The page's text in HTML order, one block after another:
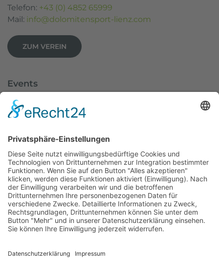
Telefon: +43 (0) 4852 65999
Mail: info@dolomitensport-lienz.com
ZUM VEREIN
Events
Dolomitenlauf
SuperGiro Dolomiti
Austria Skitourenfestival
Service
Wetter
Webcams
Datenschutz